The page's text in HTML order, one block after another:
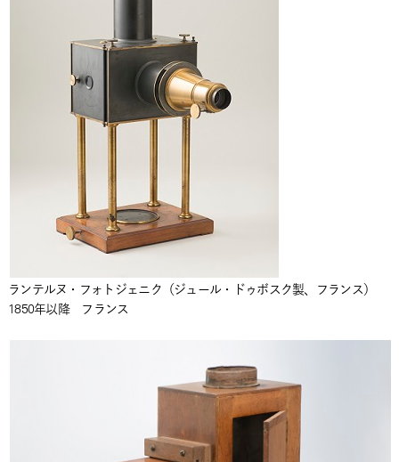
ランテルヌ・フォトジェニク（ジュール・ドゥボスク製、フランス）
1850年以降 フランス